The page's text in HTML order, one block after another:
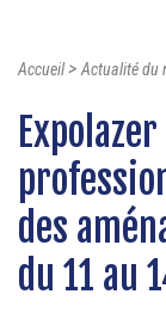
Accueil>Actualité du
des
du 11 au